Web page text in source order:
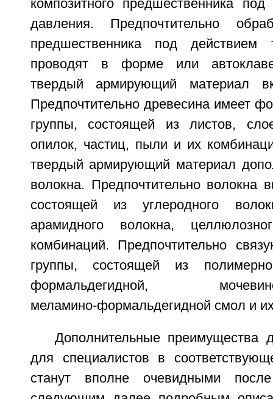
композитного предшественника
давления. Предпочтительно
предшественника под
проводят в форме или
твердый армирующий материал
Предпочтительно древесина имеет
группы, состоящей из листов,
опилок, частиц, пыли и их
твердый армирующий материал
волокна. Предпочтительно волокна
состоящей из углеродного
арамидного волокна,
комбинаций. Предпочтительно
группы, состоящей из
формальдегидной, мочевино-
меламино-формальдегидной смол и
Дополнительные преимущества
для специалистов в
станут вполне очевидными